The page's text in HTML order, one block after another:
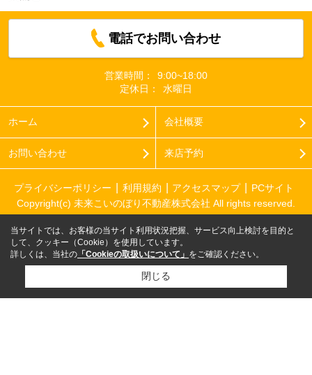
電話でお問い合わせ
営業時間：
9:00~18:00
定休日：
水曜日
ホーム 会社概要
お問い合わせ 来店予約
プライバシーポリシー 利用規約 アクセスマップ
PCサイト
Copyright(c) 未来こいのぼり不動産株式会社 All rights reserved.
当サイトでは、お客様の当サイト利用状況把握、サービス向上検討を目的と
して、クッキー（Cookie）を使用しています。
詳しくは、当社の 「Cookieの取扱いについて」 をご確認ください。
閉じる